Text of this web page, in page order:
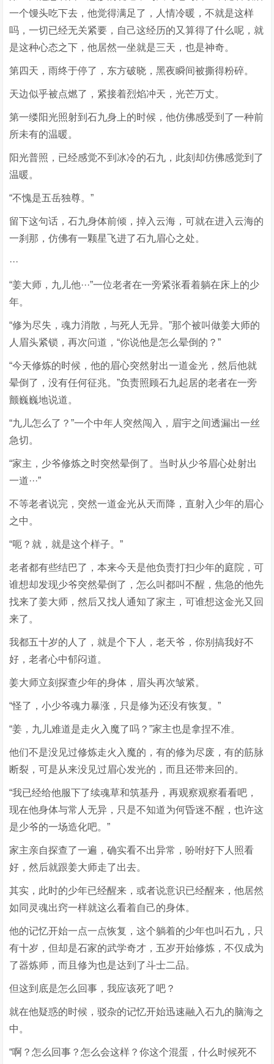
一个馒头吃下去，他觉得满足了，人情冷暖，不就是这样
吗，一切已经无关紧要，自己这经历的又算得了什么呢，就
是这种心态之下，他居然一坐就是三天，也是神奇。
第四天，雨终于停了，东方破晓，黑夜瞬间被撕得粉碎。
天边似乎被点燃了，紧接着烈焰冲天，光芒万丈。
第一缕阳光照射到石九身上的时候，他仿佛感受到了一种前
所未有的温暖。
阳光普照，已经感觉不到冰冷的石九，此刻却仿佛感觉到了
温暖。
“不愧是五岳独尊。”
留下这句话，石九身体前倾，掉入云海，可就在进入云海的
一刹那，仿佛有一颗星飞进了石九眉心之处。
···
“姜大师，九儿他···”一位老者在一旁紧张看着躺在床上的少
年。
“修为尽失，魂力消散，与死人无异。”那个被叫做姜大师的
人眉头紧锁，再次问道，“你说他是怎么晕倒的？”
“今天修炼的时候，他的眉心突然射出一道金光，然后他就
晕倒了，没有任何征兆。”负责照顾石九起居的老者在一旁
颤巍巍地说道。
“九儿怎么了？”一个中年人突然闯入，眉宇之间透漏出一丝
急切。
“家主，少爷修炼之时突然晕倒了。当时从少爷眉心处射出
一道···”
不等老者说完，突然一道金光从天而降，直射入少年的眉心
之中。
“呃？就，就是这个样子。”
老者都有些结巴了，本来今天是他负责打扫少年的庭院，可
谁想却发现少爷突然晕倒了，怎么叫都叫不醒，焦急的他先
找来了姜大师，然后又找人通知了家主，可谁想这金光又回
来了。
我都五十岁的人了，就是个下人，老天爷，你别搞我好不
好，老者心中郁闷道。
姜大师立刻探查少年的身体，眉头再次皱紧。
“怪了，小少爷魂力暴涨，只是修为还没有恢复。”
“姜，九儿难道是走火入魔了吗？”家主也是拿捏不准。
他们不是没见过修炼走火入魔的，有的修为尽废，有的筋脉
断裂，可是从来没见过眉心发光的，而且还带来回的。
“我已经给他服下了续魂草和筑基丹，再观察观察看看吧，
现在他身体与常人无异，只是不知道为何昏迷不醒，也许这
是少爷的一场造化吧。”
家主亲自探查了一遍，确实看不出异常，吩咐好下人照看
好，然后就跟姜大师走了出去。
其实，此时的少年已经醒来，或者说意识已经醒来，他居然
如同灵魂出窍一样就这么看着自己的身体。
他的记忆开始一点一点恢复，这个躺着的少年也叫石九，只
有十岁，但却是石家的武学奇才，五岁开始修炼，不仅成为
了器炼师，而且修为也是达到了斗士二品。
但这到底是怎么回事，我应该死了吧？
就在他疑惑的时候，驳杂的记忆开始迅速融入石九的脑海之
中。
“啊？怎么回事？怎么会这样？你这个混蛋，什么时候死不